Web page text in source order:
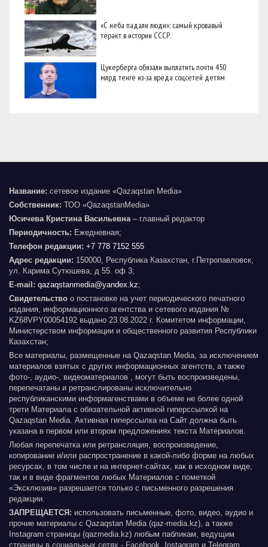
«С неба падали люди»: самый кровавый
теракт в истории СССР
Цукерберга обязали выплатить почти 450
млрд тенге из-за вреда соцсетей детям
Название: сетевое издание «Qazaqstan Media»
Собственник: ТОО «QazaqstanMedia»
Юсичева Кристина Васильевна– главный редактор
Периодичность: Ежедневная;
Телефон редакции: +7 778 7152 555
Адрес редакции: 150000, Республика Казахстан, г.Петропавловск,
ул. Карима Сутюшева, д 55. оф 3;
E-mail: qazaqstanmedia@yandex.kz;
Свидетельство о постановке на учет периодического печатного
издания, информационного агентства и сетевого издания №
KZ68VPY00054192 выдано 23.08.2022 г. Комитетом информации,
Министерством информации и общественного развития Республики
Казахстан;
Все материалы, размещенные на Qazaqstan Media, за исключением
материалов взятых с других информационных агентств, а также
фото-, аудио-, видеоматериалов , могут быть воспроизведены,
перепечатаны и ретранслированы исключительно
республиканскими информагенствами в объеме не более одной
трети Материала с обязательной активной гиперссылкой на
Qazaqstan Media. Активная гиперссылка на Сайт должна быть
указана в первом или втором предложениях текста Материалов.
Любая перепечатка или ретрансляция, воспроизведение,
копирование и/или распространение в какой-либо форме на любых
ресурсах, в том числе и на интернет-сайтах, как в исходном виде,
так и в виде фрагментов любых Материалов с пометкой
«Эксклюзив» разрешается только с письменного разрешения
редакции.
ЗАПРЕЩАЕТСЯ: использовать письменные, фото, видео, аудио и
прочие материалы с Qazaqstan Media (qaz-media.kz), а также
Instagram страницы (qazmedia.kz) любым пабликам, ведущим
страницы в социальных сетях - Facebook, Instagram и Telegram.